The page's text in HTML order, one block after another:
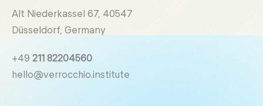
Alt Niederkassel 67, 40547
Düsseldorf, Germany
+49 211 82204560
hello@verrocchio.institute